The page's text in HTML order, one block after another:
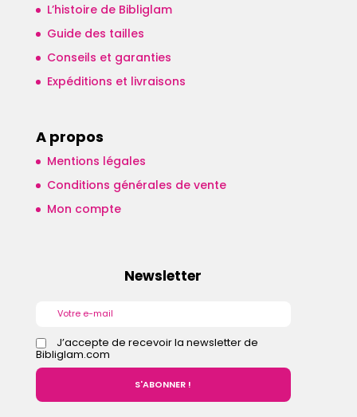
L’histoire de Bibliglam
Guide des tailles
Conseils et garanties
Expéditions et livraisons
A propos
Mentions légales
Conditions générales de vente
Mon compte
Newsletter
J’accepte de recevoir la newsletter de
Bibliglam.com